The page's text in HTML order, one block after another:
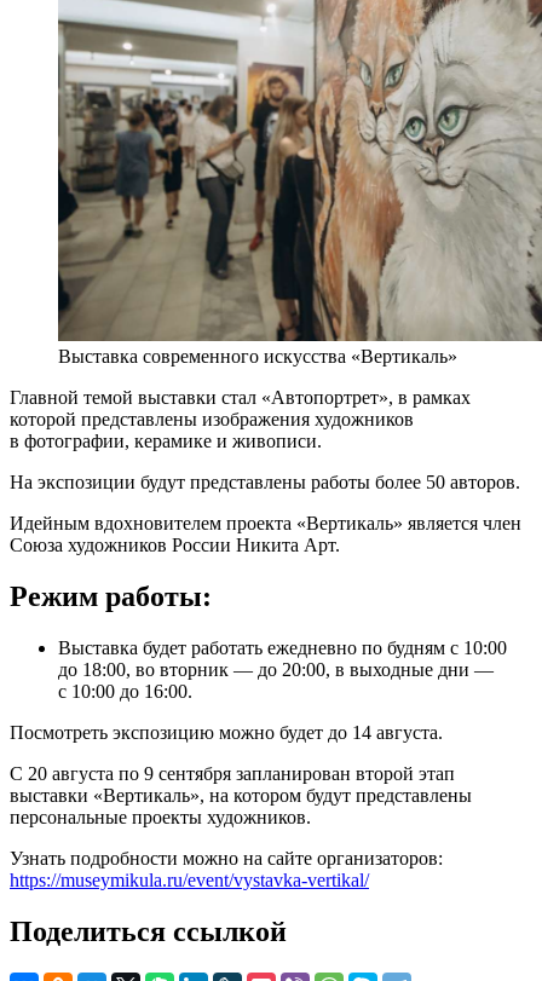
Выставка современного искусства «Вертикаль»
Главной темой выставки стал «Автопортрет», в рамках
которой представлены изображения художников
в фотографии, керамике и живописи.
На экспозиции будут представлены работы более 50 авторов.
Идейным вдохновителем проекта «Вертикаль» является член
Союза художников России Никита Арт.
Режим работы:
Выставка будет работать ежедневно по будням с 10:00
до 18:00, во вторник — до 20:00, в выходные дни —
с 10:00 до 16:00.
Посмотреть экспозицию можно будет до 14 августа.
С 20 августа по 9 сентября запланирован второй этап
выставки «Вертикаль», на котором будут представлены
персональные проекты художников.
Узнать подробности можно на сайте организаторов:
https://museymikula.ru/event/vystavka-vertikal/
Поделиться ссылкой